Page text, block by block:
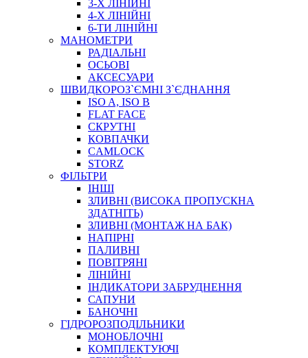
АВТОХІМІЯ
ДОМКРАТИ
НАБОРИ ЗАПОБІЖНИКІВ, КЛЕМ, АКСЕСУАРІВ
НАСОСИ, КОМПРЕСОРИ, МАНОМЕТРИ
ПАСТА, АНТИСЕПТИК
ІНСТРУМЕНТ
САДОВИЙ ІНВЕНТАР
ЕЛЕКТРИЧНІ ПРИЛАДИ
ПАЛЬНИКИ, ПАЯЛЬНИКИ, ПАЯЛЬНІ ЛАМПИ
ІНСТРУМЕНТИ ДЛЯ ЕЛЕКТРИКА
ЕЛЕКТРОІНСТРУМЕНТИ
ЗАМКИ І КОМПЛЕКТУЮЧІ
ІНСТРУМЕНТИ ДЛЯ ЗВАРЮВАННЯ, АКСЕСУАРИ
3-Х ЛІНІЙНІ
4-Х ЛІНІЙНІ
6-ТИ ЛІНІЙНІ
МАНОМЕТРИ
РАДІАЛЬНІ
ОСЬОВІ
АКСЕСУАРИ
ШВИДКОРОЗ`ЄМНІ З`ЄДНАННЯ
ISO A, ISO B
FLAT FACE
СКРУТНІ
КОВПАЧКИ
CAMLOCK
STORZ
ФІЛЬТРИ
ІНШІ
ЗЛИВНІ (ВИСОКА ПРОПУСКНА
ЗДАТНІТЬ)
ЗЛИВНІ (МОНТАЖ НА БАК)
НАПІРНІ
ПАЛИВНІ
ПОВІТРЯНІ
ЛІНІЙНІ
ІНДИКАТОРИ ЗАБРУДНЕННЯ
САПУНИ
БАНОЧНІ
ГІДРОРОЗПОДІЛЬНИКИ
МОНОБЛОЧНІ
КОМПЛЕКТУЮЧІ